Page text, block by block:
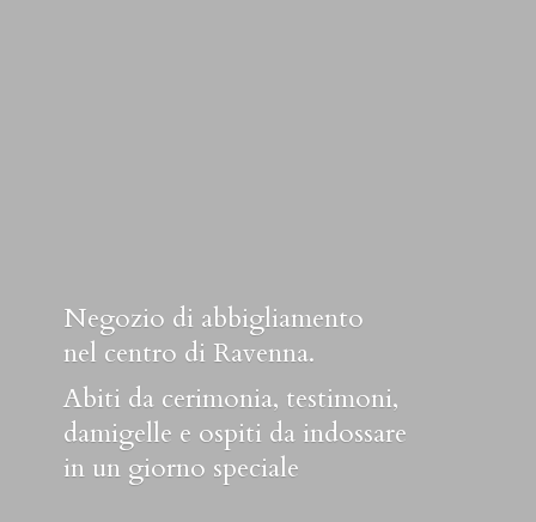
Negozio di abbigliamento
nel centro di Ravenna.
Abiti da cerimonia, testimoni,
damigelle e ospiti da indossare
in un giorno speciale